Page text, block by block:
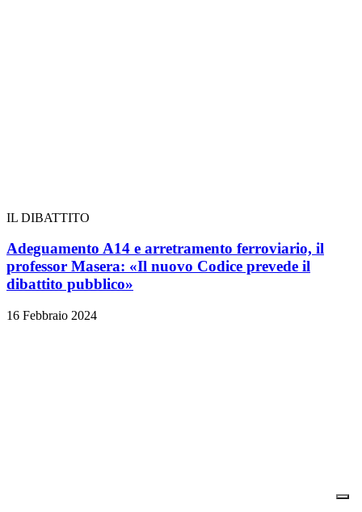
IL DIBATTITO
Adeguamento A14 e arretramento ferroviario, il
professor Masera: «Il nuovo Codice prevede il
dibattito pubblico»
16 Febbraio 2024